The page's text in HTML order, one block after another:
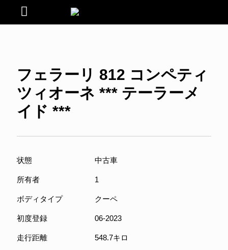
フェラーリ 812 コンペティ
ツィオーネ *** テーラーメ
イド ***
状態 中古車
所有者 1
ボディタイプ クーペ
初度登録 06-2023
走行距離 548.7キロ